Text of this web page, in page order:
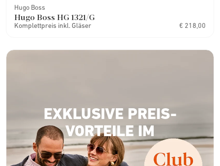
Hugo Boss
Hugo Boss HG 1321/G
Komplettpreis inkl. Gläser € 218,00
EXKLUSIVE PREIS-
VORTEILE IM